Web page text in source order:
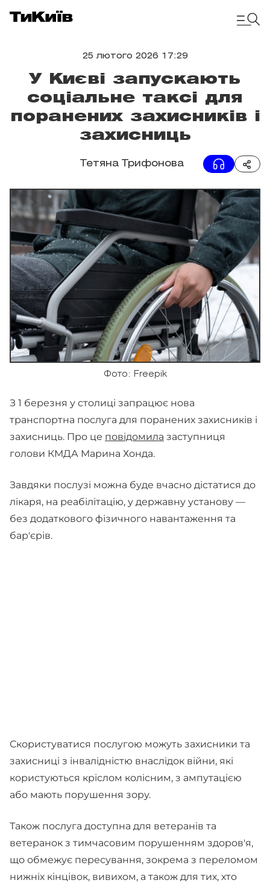
25 лютого 2026 17:29
У Києві запускають
соціальне таксі для
поранених захисників і
захисниць
Тетяна Трифонова
Фото: Freepik
З 1 березня у столиці запрацює нова
транспортна послуга для поранених захисників і
захисниць. Про це повідомила заступниця
голови КМДА Марина Хонда.
Завдяки послузі можна буде вчасно дістатися до
лікаря, на реабілітацію, у державну установу —
без додаткового фізичного навантаження та
бар'єрів.
Скористуватися послугою можуть захисники та
захисниці з інвалідністю внаслідок війни, які
користуються кріслом колісним, з ампутацією
або мають порушення зору.
Також послуга доступна для ветеранів та
ветеранок з тимчасовим порушенням здоров'я,
що обмежує пересування, зокрема з переломом
нижніх кінцівок, вивихом, а також для тих, хто